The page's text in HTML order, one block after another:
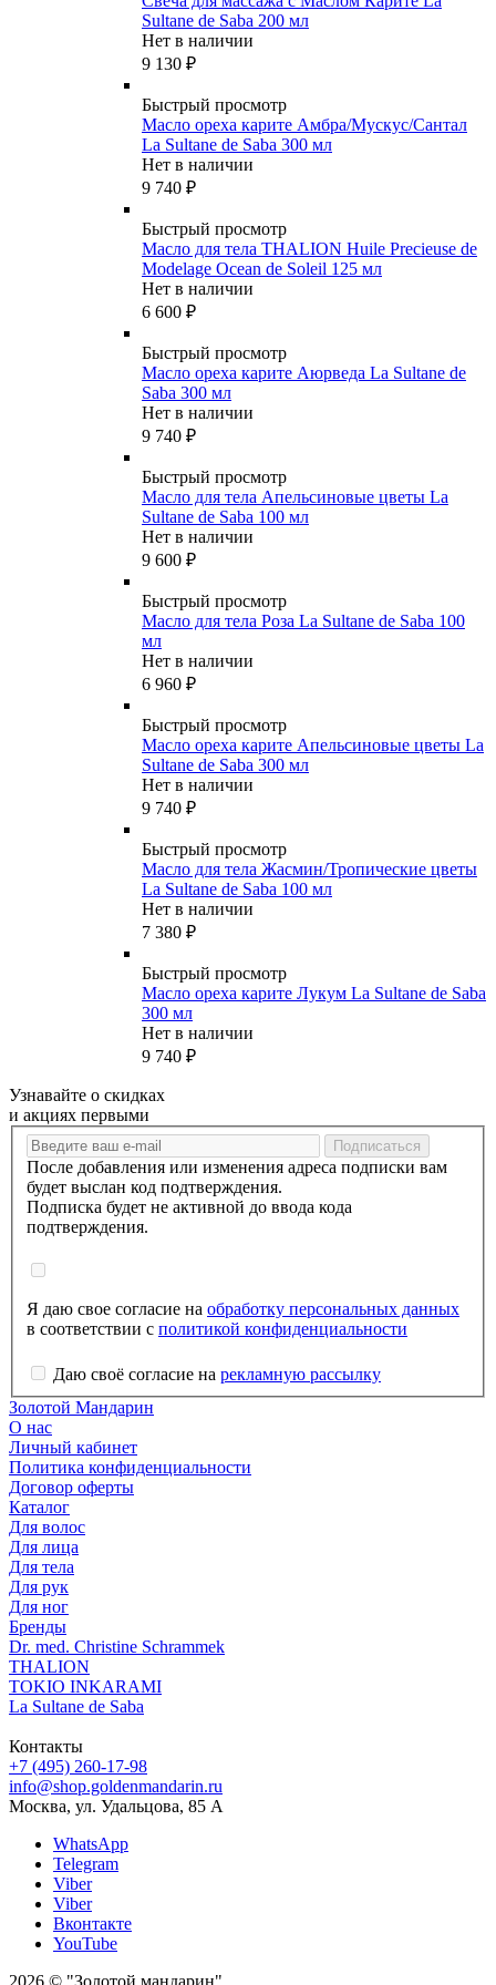
Sultane de Saba 200 мл
Нет в наличии
9 130 ₽
Быстрый просмотр
Масло ореха карите Амбра/Мускус/Сантал
La Sultane de Saba 300 мл
Нет в наличии
9 740 ₽
Быстрый просмотр
Масло для тела THALION Huile Precieuse de
Modelage Ocean de Soleil 125 мл
Нет в наличии
6 600 ₽
Быстрый просмотр
Масло ореха карите Аюрведа La Sultane de
Saba 300 мл
Нет в наличии
9 740 ₽
Быстрый просмотр
Масло для тела Апельсиновые цветы La
Sultane de Saba 100 мл
Нет в наличии
9 600 ₽
Быстрый просмотр
Масло для тела Роза La Sultane de Saba 100
мл
Нет в наличии
6 960 ₽
Быстрый просмотр
Масло ореха карите Апельсиновые цветы La
Sultane de Saba 300 мл
Нет в наличии
9 740 ₽
Быстрый просмотр
Масло для тела Жасмин/Тропические цветы
La Sultane de Saba 100 мл
Нет в наличии
7 380 ₽
Быстрый просмотр
Масло ореха карите Лукум La Sultane de Saba
300 мл
Нет в наличии
9 740 ₽
Узнавайте о скидках
и акциях первыми
После добавления или изменения адреса подписки вам
будет выслан код подтверждения.
Подписка будет не активной до ввода кода
подтверждения.
Я даю свое согласие на обработку персональных данных
в соответствии с политикой конфиденциальности
Даю своё согласие на рекламную рассылку
Золотой Мандарин
О нас
Личный кабинет
Политика конфиденциальности
Договор оферты
Каталог
Для волос
Для лица
Для тела
Для рук
Для ног
Бренды
Dr. med. Christine Schrammek
THALION
TOKIO INKARAMI
La Sultane de Saba
Контакты
+7 (495) 260-17-98
info@shop.goldenmandarin.ru
Москва, ул. Удальцова, 85 А
WhatsApp
Telegram
Viber
Viber
Вконтакте
YouTube
2026 © "Золотой мандарин"